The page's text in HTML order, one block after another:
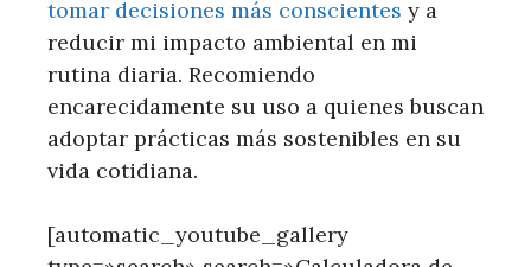
tomar decisiones más conscientes y a
reducir mi impacto ambiental en mi
rutina diaria. Recomiendo
encarecidamente su uso a quienes buscan
adoptar prácticas más sostenibles en su
vida cotidiana.
[automatic_youtube_gallery